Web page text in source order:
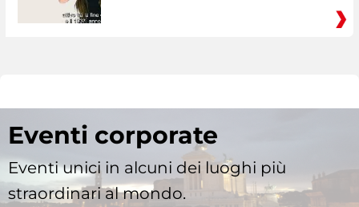
Eventi corporate
Eventi unici in alcuni dei luoghi più
straordinari al mondo.